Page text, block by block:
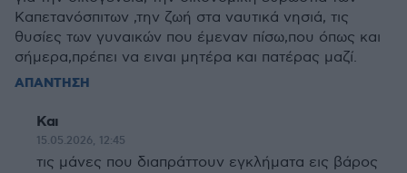
Καπετανόσπιτων ,την ζωή στα ναυτικά νησιά, τις
θυσίες των γυναικών που έμεναν πίσω,που όπως και
σήμερα,πρέπει να ειναι μητέρα και πατέρας μαζί.
ΑΠΑΝΤΗΣΗ
Και
15.05.2026, 12:45
τις μάνες που διαπράττουν εγκλήματα εις βάρος